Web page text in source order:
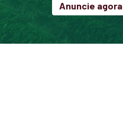
Anuncie agora